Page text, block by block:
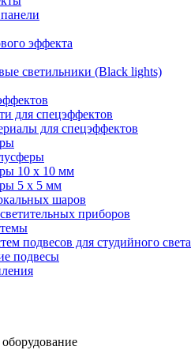
эффекта
светильники (Black lights)
для спецэффектов
для спецэффектов
10 х 10 мм
5 х 5 мм
шаров
приборов
подвесов для студийного света
подвесы